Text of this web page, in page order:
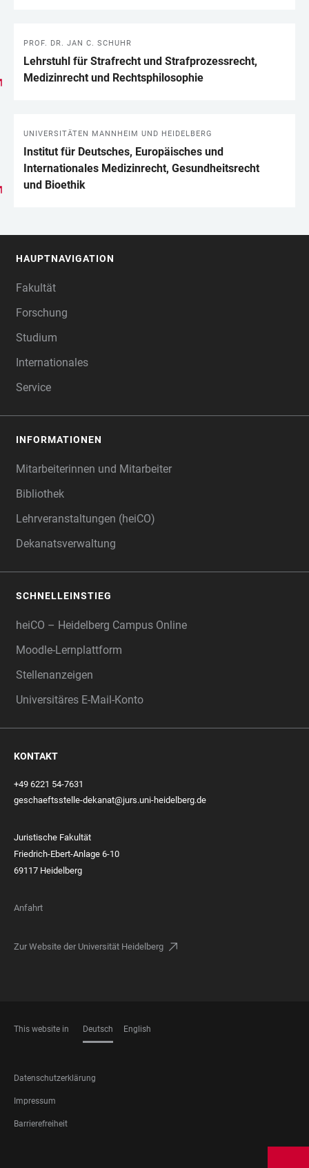
PROF. DR. JAN C. SCHUHR
Lehrstuhl für Strafrecht und Strafprozessrecht,
Medizinrecht und Rechtsphilosophie
UNIVERSITÄTEN MANNHEIM UND HEIDELBERG
Institut für Deutsches, Europäisches und
Internationales Medizinrecht, Gesundheits­recht
und Bioethik
HAUPTNAVIGATION
Fakultät
Forschung
Studium
Internationales
Service
INFORMATIONEN
Mitarbeiterinnen und Mitarbeiter
Bibliothek
Lehrveranstaltungen (heiCO)
Dekanatsverwaltung
SCHNELLEINSTIEG
heiCO – Heidelberg Campus Online
Moodle-Lernplattform
Stellenanzeigen
Universitäres E-Mail-Konto
KONTAKT
+49 6221 54-7631
geschaeftsstelle-dekanat@jurs.uni-heidelberg.de
Juristische Fakultät
Friedrich-Ebert-Anlage 6-10
69117 Heidelberg
Anfahrt
Zur Website der Universität Heidelberg
This website in Deutsch English
FOOTER
LEGAL
Datenschutzerklärung
Impressum
Barrierefreiheit